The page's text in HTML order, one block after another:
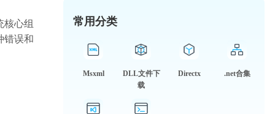
核心组
错误和
常用分类
Msxml
DLL文件下
载
Directx .net合集